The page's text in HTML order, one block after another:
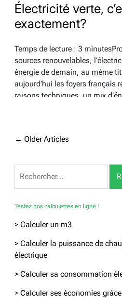
Électricité verte,
exactement?
Temps de lecture : 3
sources renouvelables,
énergie de demain, au même
aujourd’hui les foyers français
raisons techniques, un mix
Navigation
articles
← Older Articles
Testez nos calculettes en ligne !
> Calculer un m3
> Calculer la puissance de
électrique
> Calculer sa consommation
> Calculer ses économies